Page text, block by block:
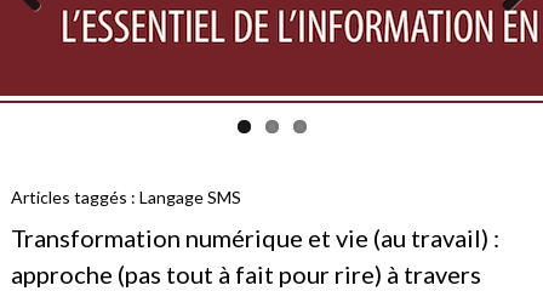
Previous Next
Articles taggés : Langage SMS
Transformation numérique et vie (au travail) :
approche (pas tout à fait pour rire) à travers